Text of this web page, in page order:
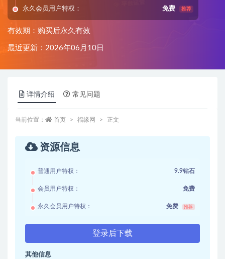
永久会员用户特权： 免费 推荐
有效期：购买后永久有效
最近更新：2026年06月10日
详情介绍 常见问题
当前位置： 首页 福缘网 正文
资源信息
普通用户特权： 9.9钻石
会员用户特权： 免费
永久会员用户特权： 免费 推荐
登录后下载
其他信息